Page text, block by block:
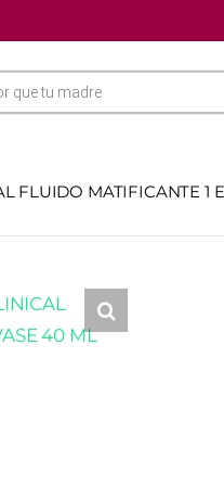
FLUIDO MATIFICANTE 1